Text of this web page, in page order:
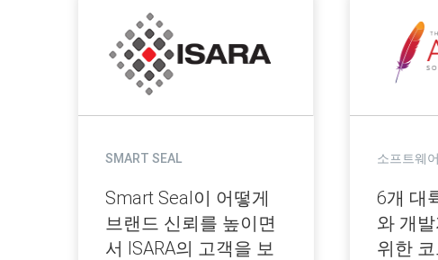
SMART SEAL
Smart Seal이 어떻게
브랜드 신뢰를 높이면
서 ISARA의 고객을 보
소프트웨
6개 대
와 개
위한